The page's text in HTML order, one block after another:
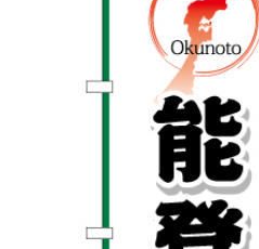
韓国グルメ 駐
CATEGORY
住
イベント・季節
取り扱い商品一覧
既製デザイン商品注文方法
オリジナルオーダー注文方
料金一覧
BEGINNER'S GUIDE
初めての方へ トップ
お客様の声